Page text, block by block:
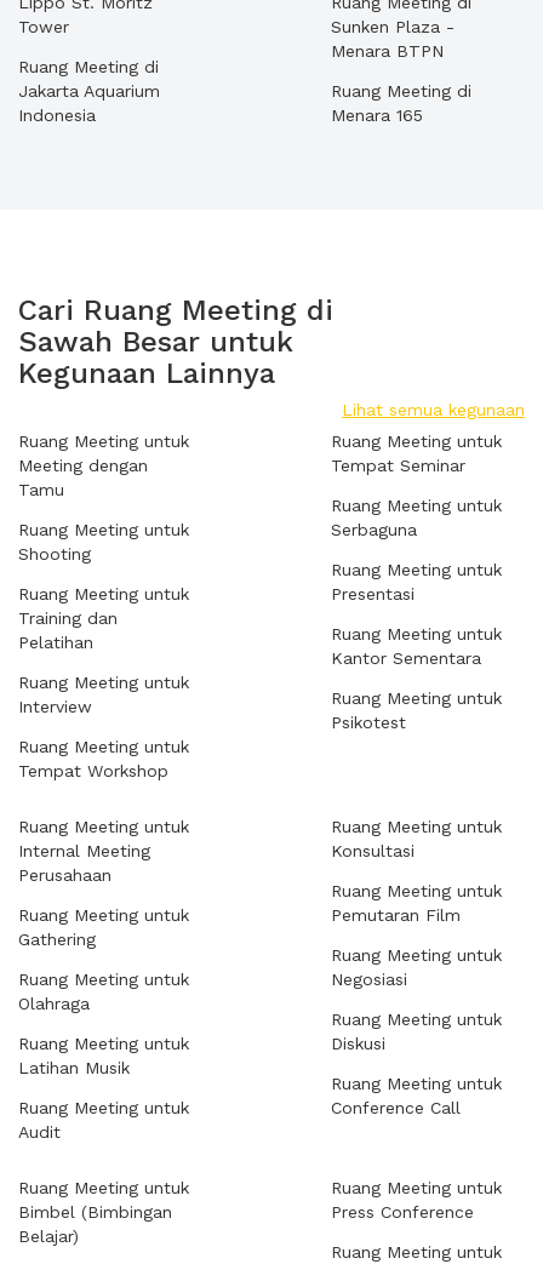
Tower
Ruang Meeting di
Jakarta Aquarium
Indonesia
Sunken Plaza -
Menara BTPN
Ruang Meeting di
Menara 165
Cari Ruang Meeting di
Sawah Besar untuk
Kegunaan Lainnya
Lihat semua kegunaan
Ruang Meeting untuk
Meeting dengan
Tamu
Ruang Meeting untuk
Shooting
Ruang Meeting untuk
Training dan
Pelatihan
Ruang Meeting untuk
Interview
Ruang Meeting untuk
Tempat Workshop
Ruang Meeting untuk
Tempat Seminar
Ruang Meeting untuk
Serbaguna
Ruang Meeting untuk
Presentasi
Ruang Meeting untuk
Kantor Sementara
Ruang Meeting untuk
Psikotest
Ruang Meeting untuk
Internal Meeting
Perusahaan
Ruang Meeting untuk
Gathering
Ruang Meeting untuk
Olahraga
Ruang Meeting untuk
Latihan Musik
Ruang Meeting untuk
Audit
Ruang Meeting untuk
Konsultasi
Ruang Meeting untuk
Pemutaran Film
Ruang Meeting untuk
Negosiasi
Ruang Meeting untuk
Diskusi
Ruang Meeting untuk
Conference Call
Ruang Meeting untuk
Bimbel (Bimbingan
Belajar)
Ruang Meeting untuk
Press Conference
Ruang Meeting untuk